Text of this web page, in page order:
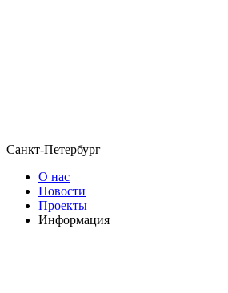
Санкт-Петербург
О нас
Новости
Проекты
Информация